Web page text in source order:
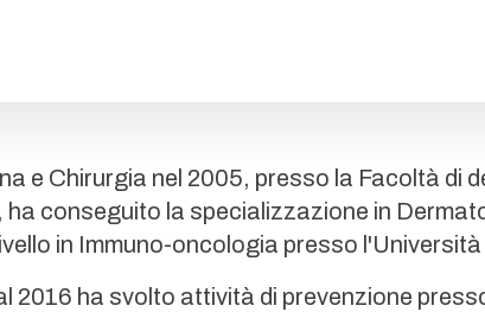
e Chirurgia nel 2005, presso la Facoltà di
conseguito la specializzazione in
in Immuno-oncologia presso
2016 ha svolto attività di prevenzione